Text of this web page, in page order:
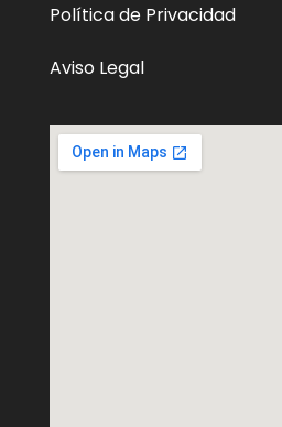
Política de Privacidad
Aviso Legal